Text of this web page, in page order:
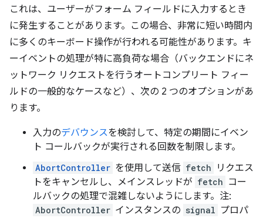
これは、ユーザーがフォーム フィールドに入力するとき
に発生することがあります。この場合、非常に短い時間内
に多くのキーボード操作が行われる可能性があります。キ
ーイベントの処理が特に高負荷な場合（バックエンドにネ
ットワーク リクエストを行うオートコンプリート フィー
ルドの一般的なケースなど）、次の 2 つのオプションがあ
ります。
入力のデバウンスを検討して、特定の期間にイベン
ト コールバックが実行される回数を制限します。
AbortController を使用して送信 fetch
リクエス
トをキャンセルし、メインスレッドが fetch コー
ルバックの処理で混雑しないようにします。注:
AbortController インスタンスの signal プロパ